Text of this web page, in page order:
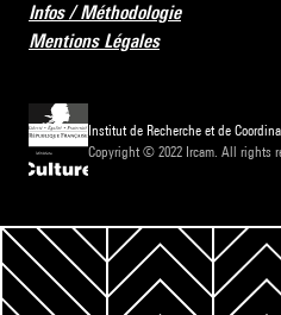
Infos / Méthodologie
Mentions Légales
Institut de Recherche et de
Copyright © 2022 Ircam. All rights